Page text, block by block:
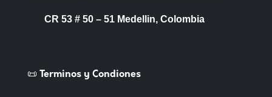
CR 53 # 50 – 51 Medellin, Colombia
📜 Terminos y Condiones